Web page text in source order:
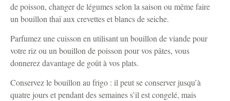
de poisson, changer de légumes selon la saison ou même faire
un bouillon thaï aux crevettes et blancs de seiche.
Parfumez une cuisson en utilisant un bouillon de viande pour
votre riz ou un bouillon de poisson pour vos pâtes, vous
donnerez davantage de goût à vos plats.
Conservez le bouillon au frigo : il peut se conserver jusqu’à
quatre jours et pendant des semaines s’il est congelé, mais